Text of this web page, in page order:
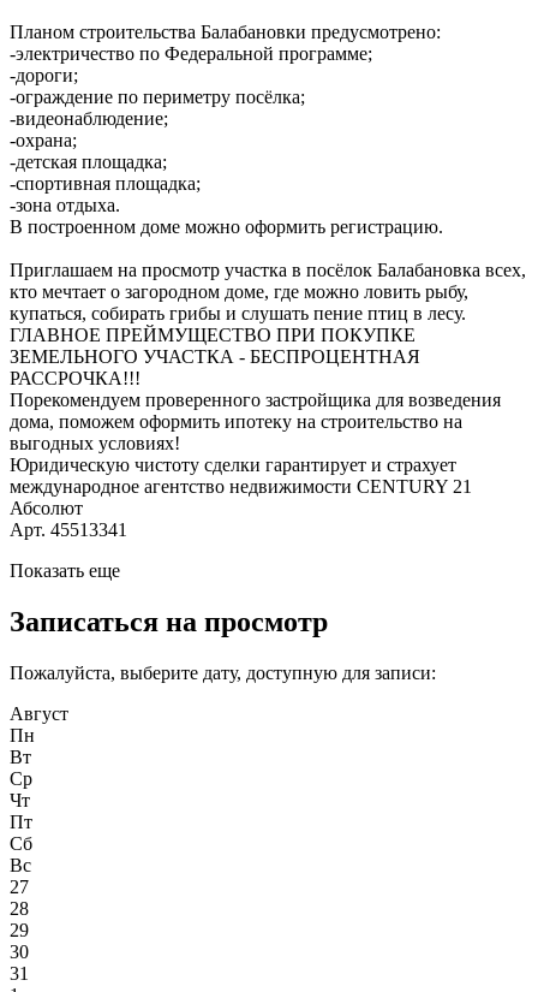
Планом строительства Балабановки предусмотрено:
-электричество по Федеральной программе;
-дороги;
-ограждение по периметру посёлка;
-видеонаблюдение;
-охрана;
-детская площадка;
-спортивная площадка;
-зона отдыха.
В построенном доме можно оформить регистрацию.
Приглашаем на просмотр участка в посёлок Балабановка всех,
кто мечтает о загородном доме, где можно ловить рыбу,
купаться, собирать грибы и слушать пение птиц в лесу.
ГЛАВНОЕ ПРЕЙМУЩЕСТВО ПРИ ПОКУПКЕ
ЗЕМЕЛЬНОГО УЧАСТКА - БЕСПРОЦЕНТНАЯ
РАССРОЧКА!!!
Порекомендуем проверенного застройщика для возведения
дома, поможем оформить ипотеку на строительство на
выгодных условиях!
Юридическую чистоту сделки гарантирует и страхует
международное агентство недвижимости CENTURY 21
Абсолют
Арт. 45513341
Показать еще
Записаться на просмотр
Пожалуйста, выберите дату, доступную для записи:
Август
Пн
Вт
Ср
Чт
Пт
Сб
Вс
27
28
29
30
31